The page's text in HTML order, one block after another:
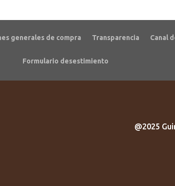
generales de compra Transparencia Canal
Formulario desestimiento
@2025